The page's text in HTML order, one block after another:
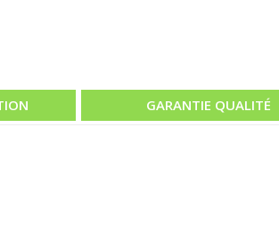
GARANTIE QUALITÉ